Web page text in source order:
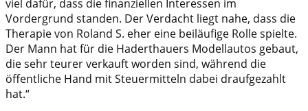
viel dafür, dass die finanziellen Interessen im
Vordergrund standen. Der Verdacht liegt nahe, dass die
Therapie von Roland S. eher eine beiläufige Rolle spielte.
Der Mann hat für die Haderthauers Modellautos gebaut,
die sehr teurer verkauft worden sind, während die
öffentliche Hand mit Steuermitteln dabei draufgezahlt
hat.“